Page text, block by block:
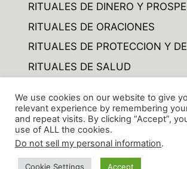
RITUALES DE DINERO Y
RITUALES DE ORACIONES
RITUALES DE PROTECCION Y
RITUALES DE SALUD
RITUALES TRABAJO Y
© 2026 CIENCIAARCANA.COM
We use cookies on our website to give
relevant experience by remembering
and repeat visits. By clicking “Accept”,
use of ALL the cookies.
Do not sell my personal information.
Cookie Settings Accept